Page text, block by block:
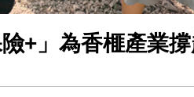
+」為香榧產業撐